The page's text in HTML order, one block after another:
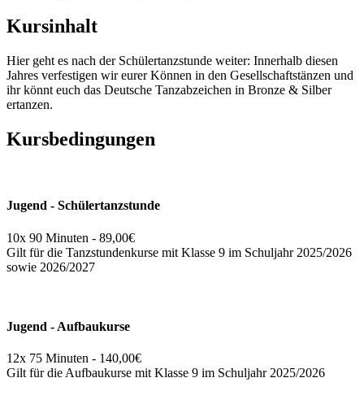
Kursinhalt
Hier geht es nach der Schülertanzstunde weiter: Innerhalb diesen
Jahres verfestigen wir eurer Können in den Gesellschaftstänzen und
ihr könnt euch das Deutsche Tanzabzeichen in Bronze & Silber
ertanzen.
Kursbedingungen
Jugend - Schülertanzstunde
10x 90 Minuten - 89,00€
Gilt für die Tanzstundenkurse mit Klasse 9 im Schuljahr 2025/2026
sowie 2026/2027
Jugend - Aufbaukurse
12x 75 Minuten - 140,00€
Gilt für die Aufbaukurse mit Klasse 9 im Schuljahr 2025/2026